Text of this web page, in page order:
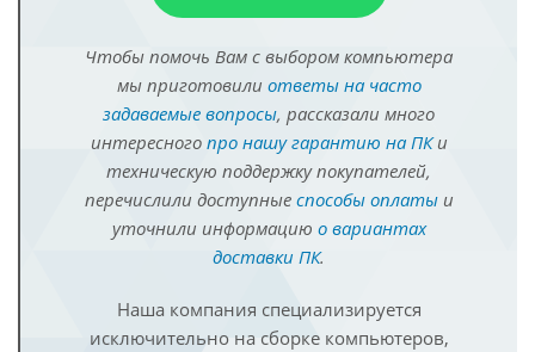
Чтобы помочь Вам с выбором компьютера
мы приготовили ответы на часто
задаваемые вопросы, рассказали много
интересного про нашу гарантию на ПКи
техническую поддержку покупателей,
перечислили доступные способы оплатыи
уточнили информацию о вариантах
доставки ПК.
Наша компания специализируется
исключительно на сборке компьютеров,